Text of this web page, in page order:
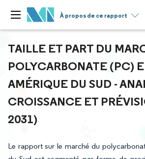
À propos de ce rapport
TAILLE ET PART DU
POLYCARBONATE (PC)
AMÉRIQUE DU SUD -
CROISSANCE ET
2031)
Le rapport sur le marché du